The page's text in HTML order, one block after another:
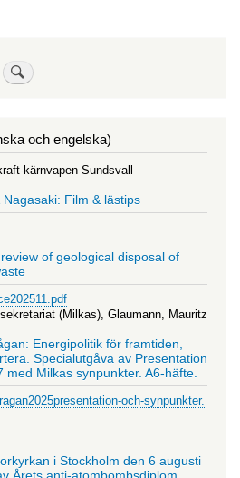
och engelska)
kärnvapen Sundsvall
Film & lästips
of geological disposal of
(Milkas), Glaumann, Mauritz
Energipolitik för framtiden,
Specialutgåva av Presentation
med Milkas synpunkter. A6-häfte.
och-synpunkter.
i Stockholm den 6 augusti